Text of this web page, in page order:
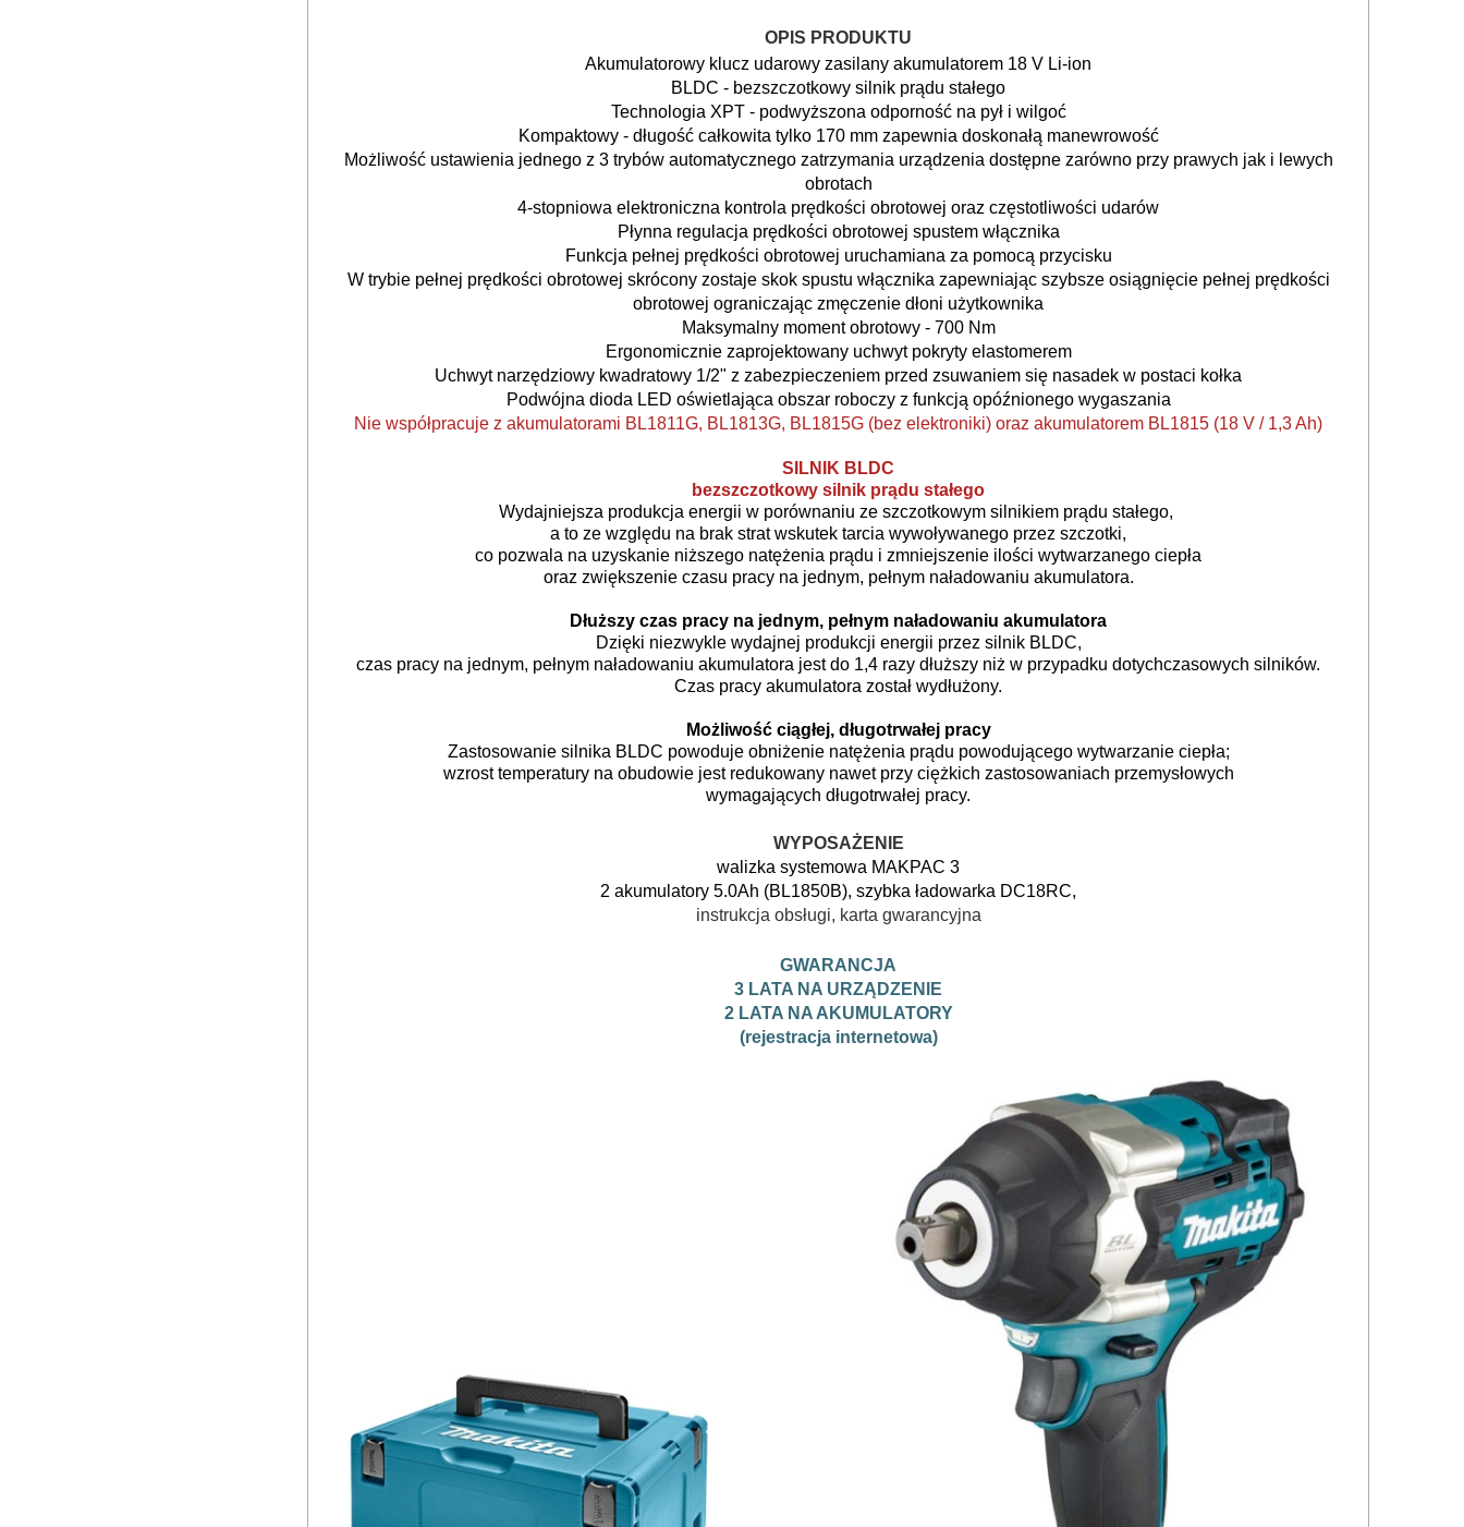
OPIS PRODUKTU
Akumulatorowy klucz udarowy zasilany akumulatorem 18 V Li-ion
BLDC - bezszczotkowy silnik prądu stałego
Technologia XPT - podwyższona odporność na pył i wilgoć
Kompaktowy - długość całkowita tylko 170 mm zapewnia doskonałą manewrowość
Możliwość ustawienia jednego z 3 trybów automatycznego zatrzymania urządzenia dostępne zarówno przy prawych jak i lewych
obrotach
4-stopniowa elektroniczna kontrola prędkości obrotowej oraz częstotliwości udarów
Płynna regulacja prędkości obrotowej spustem włącznika
Funkcja pełnej prędkości obrotowej uruchamiana za pomocą przycisku
W trybie pełnej prędkości obrotowej skrócony zostaje skok spustu włącznika zapewniając szybsze osiągnięcie pełnej prędkości
obrotowej ograniczając zmęczenie dłoni użytkownika
Maksymalny moment obrotowy - 700 Nm
Ergonomicznie zaprojektowany uchwyt pokryty elastomerem
Uchwyt narzędziowy kwadratowy 1/2" z zabezpieczeniem przed zsuwaniem się nasadek w postaci kołka
Podwójna dioda LED oświetlająca obszar roboczy z funkcją opóźnionego wygaszania
Nie współpracuje z akumulatorami BL1811G, BL1813G, BL1815G (bez elektroniki) oraz akumulatorem BL1815 (18 V / 1,3 Ah)
SILNIK BLDC
bezszczotkowy silnik prądu stałego
Wydajniejsza produkcja energii w porównaniu ze szczotkowym silnikiem prądu stałego,
a to ze względu na brak strat wskutek tarcia wywoływanego przez szczotki,
co pozwala na uzyskanie niższego natężenia prądu i zmniejszenie ilości wytwarzanego ciepła
oraz zwiększenie czasu pracy na jednym, pełnym naładowaniu akumulatora.
Dłuższy czas pracy na jednym, pełnym naładowaniu akumulatora
Dzięki niezwykle wydajnej produkcji energii przez silnik BLDC,
czas pracy na jednym, pełnym naładowaniu akumulatora jest do 1,4 razy dłuższy niż w przypadku dotychczasowych silników.
Czas pracy akumulatora został wydłużony.
Możliwość ciągłej, długotrwałej pracy
Zastosowanie silnika BLDC powoduje obniżenie natężenia prądu powodującego wytwarzanie ciepła;
wzrost temperatury na obudowie jest redukowany nawet przy ciężkich zastosowaniach przemysłowych
wymagających długotrwałej pracy.
WYPOSAŻENIE
walizka systemowa MAKPAC 3
2 akumulatory 5.0Ah (BL1850B), szybka ładowarka DC18RC,
instrukcja obsługi, karta gwarancyjna
GWARANCJA
3 LATA NA URZĄDZENIE
2 LATA NA AKUMULATORY
(rejestracja internetowa)